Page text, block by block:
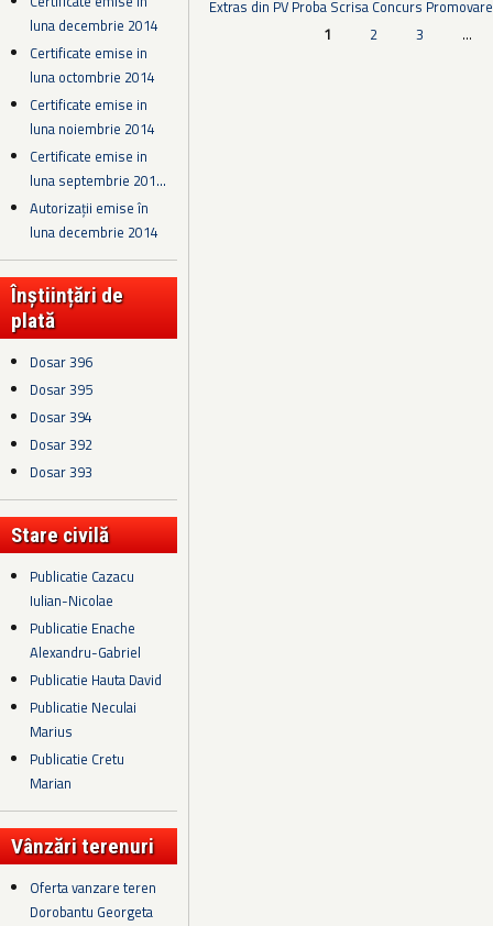
luna decembrie 2014
Certificate emise in
luna octombrie 2014
Certificate emise in
luna noiembrie 2014
Certificate emise in
luna septembrie 201...
Autorizații emise în
luna decembrie 2014
Înștiințări de
plată
Dosar 396
Dosar 395
Dosar 394
Dosar 392
Dosar 393
Stare civilă
Publicatie Cazacu
Iulian-Nicolae
Publicatie Enache
Alexandru-Gabriel
Publicatie Hauta David
Publicatie Neculai
Marius
Publicatie Cretu
Marian
Vânzări terenuri
Oferta vanzare teren
Dorobantu Georgeta
Extras din PV Proba Scrisa Concurs
1 2 3 …